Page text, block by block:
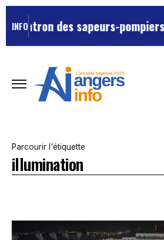
INFOdes sapeurs-pompiers du
Parcourir l'étiquette
illumination